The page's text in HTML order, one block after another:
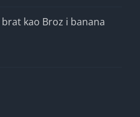
brat kao Broz i banana